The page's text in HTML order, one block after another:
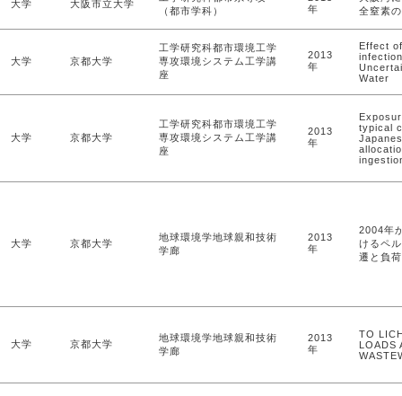
大学 大阪市立大学
（都市学科）
年
全窒素
大学 京都大学
工学研究科都市環境工学
専攻環境システム工学講
座
2013
年
Effect
Water
大学 京都大学
工学研究科都市環境工学
専攻環境システム工学講
座
2013
年
typical
大学 京都大学
地球環境学地球親和技術
学廊
2013
年
2004年
けるペ
遷と負
大学 京都大学
地球環境学地球親和技術
学廊
2013
年
TO
LOADS